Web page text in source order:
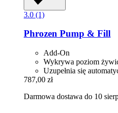
3.0 (1)
Phrozen Pump & Fill
Add-On
Wykrywa poziom
Uzupełnia się
787,00 zł
Darmowa dostawa do 10